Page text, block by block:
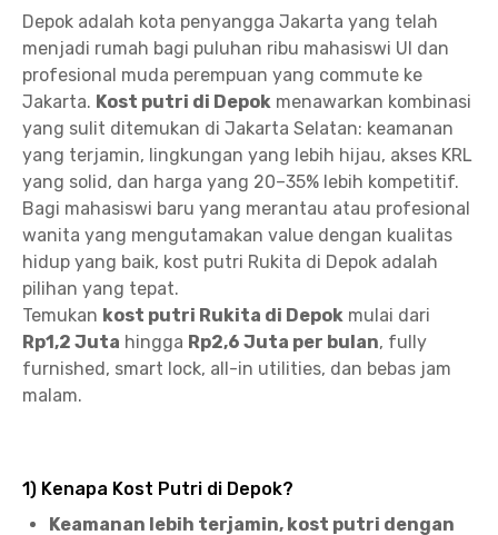
Depok adalah kota penyangga Jakarta yang telah
menjadi rumah bagi puluhan ribu mahasiswi UI dan
profesional muda perempuan yang commute ke
Jakarta. Kost putri di Depok menawarkan kombinasi
yang sulit ditemukan di Jakarta Selatan: keamanan
yang terjamin, lingkungan yang lebih hijau, akses KRL
yang solid, dan harga yang 20–35% lebih kompetitif.
Bagi mahasiswi baru yang merantau atau profesional
wanita yang mengutamakan value dengan kualitas
hidup yang baik, kost putri Rukita di Depok adalah
pilihan yang tepat.
Temukan kost putri Rukita di Depok mulai dari
Rp1,2 Juta hingga Rp2,6 Juta per bulan, fully
furnished, smart lock, all-in utilities, dan bebas jam
malam.
1) Kenapa Kost Putri di Depok?
Keamanan lebih terjamin, kost putri dengan